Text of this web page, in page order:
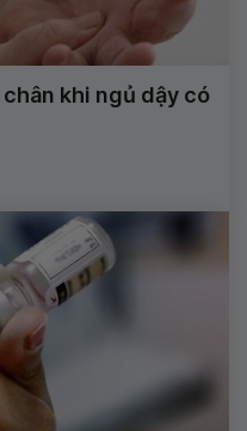
khi ngủ dậy có